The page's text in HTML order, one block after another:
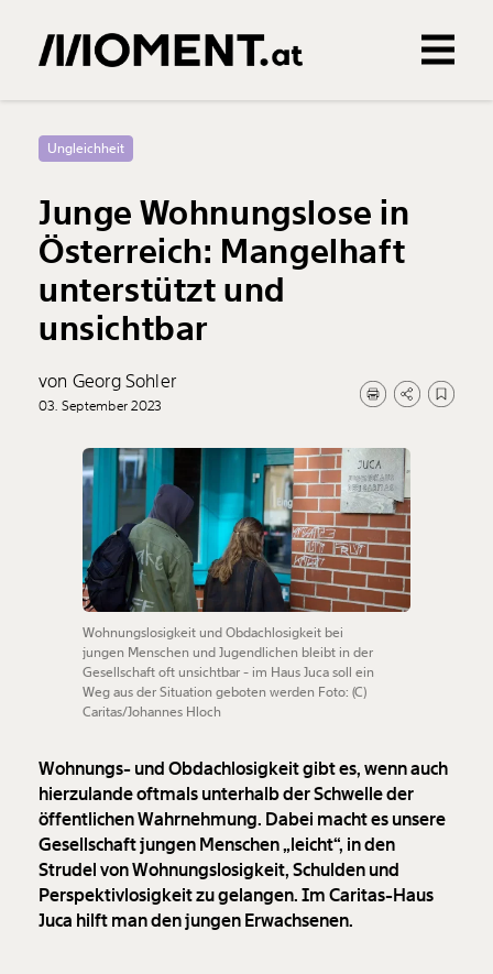
0Treffer
Ungleichheit
Junge Wohnungslose in
Österreich: Mangelhaft
unterstützt und
unsichtbar
von Georg Sohler
03. September 2023
Wohnungslosigkeit und Obdachlosigkeit bei
jungen Menschen und Jugendlichen bleibt in der
Gesellschaft oft unsichtbar - im Haus Juca soll ein
Weg aus der Situation geboten werden Foto: (C)
Caritas/Johannes Hloch
Wohnungs- und Obdachlosigkeit gibt es, wenn auch
hierzulande oftmals unterhalb der Schwelle der
öffentlichen Wahrnehmung. Dabei macht es unsere
Gesellschaft jungen Menschen „leicht“, in den
Strudel von Wohnungslosigkeit, Schulden und
Perspektivlosigkeit zu gelangen. Im Caritas-Haus
Juca hilft man den jungen Erwachsenen.